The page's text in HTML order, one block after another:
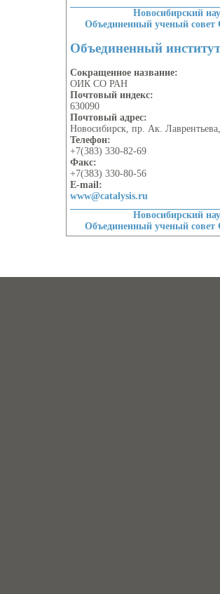
Новосибирский
Объединенный ученый
Объединенный
Сокращенное название:
ОИК СО РАН
Почтовый индекс:
630090
Почтовый адрес:
Новосибирск, пр. Ак.
Телефон:
+7(383) 330-82-69
Факс:
+7(383) 330-80-56
E-mail:
www@catalysis.ru
Новосибирский
Объединенный ученый